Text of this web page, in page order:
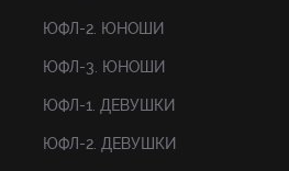
ЮФЛ-2. ЮНОШИ
ЮФЛ-3. ЮНОШИ
ЮФЛ-1. ДЕВУШКИ
ЮФЛ-2. ДЕВУШКИ